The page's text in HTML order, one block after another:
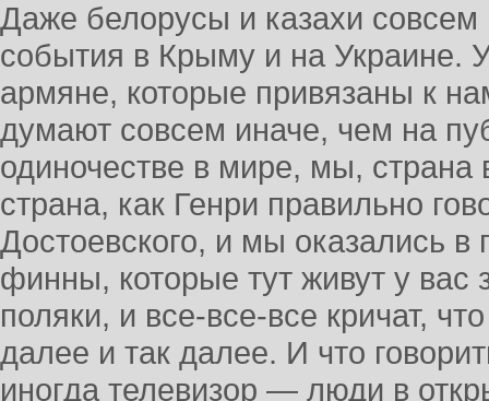
Даже белорусы и казахи совсем
события в Крыму и на Украине.
армяне, которые привязаны к
думают совсем иначе, чем на
одиночестве в мире, мы, страна
страна, как Генри правильно
Достоевского, и мы оказались
финны, которые тут живут у вас
поляки, и все-все-все кричат,
далее и так далее. И что
иногда телевизор — люди в